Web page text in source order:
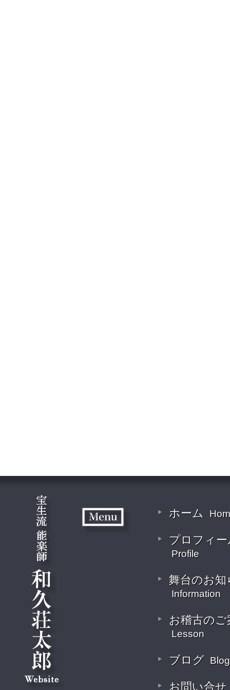
ホーム
プロフィー
Profile
舞台のお知
Information
お稽古のご
Lesson
ブログ Blog
お問い合せ